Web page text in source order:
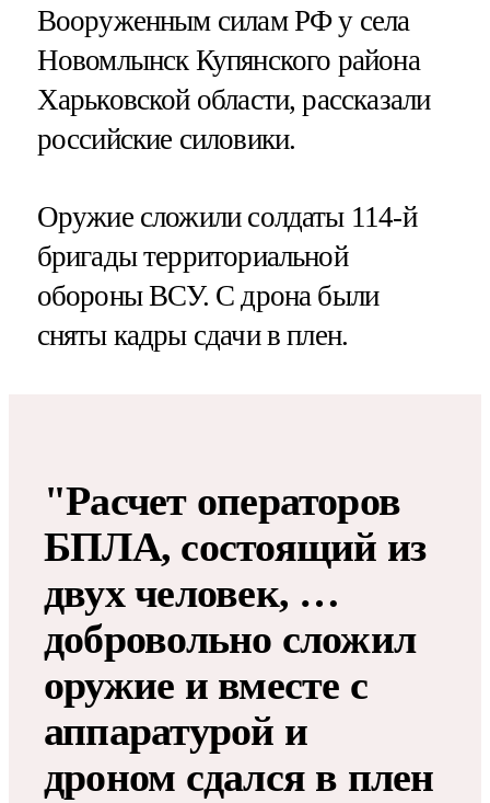
Вооруженным силам РФ у села
Новомлынск Купянского района
Харьковской области, рассказали
российские силовики.
Оружие сложили солдаты 114-й
бригады территориальной
обороны ВСУ. С дрона были
сняты кадры сдачи в плен.
"Расчет операторов
БПЛА, состоящий из
двух человек, …
добровольно сложил
оружие и вместе с
аппаратурой и
дроном сдался в плен